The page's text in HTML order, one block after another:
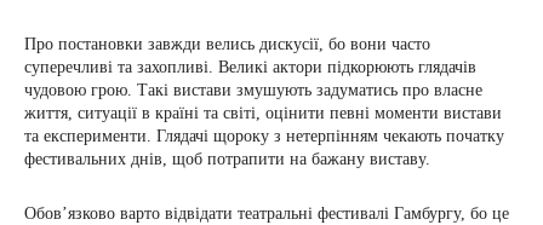
Про постановки завжди велись дискусії, бо вони часто
суперечливі та захопливі. Великі актори підкорюють глядачів
чудовою грою. Такі вистави змушують задуматись про власне
життя, ситуації в країні та світі, оцінити певні моменти вистави
та експерименти. Глядачі щороку з нетерпінням чекають початку
фестивальних днів, щоб потрапити на бажану виставу.
Обов’язково варто відвідати театральні фестивалі Гамбургу, бо це